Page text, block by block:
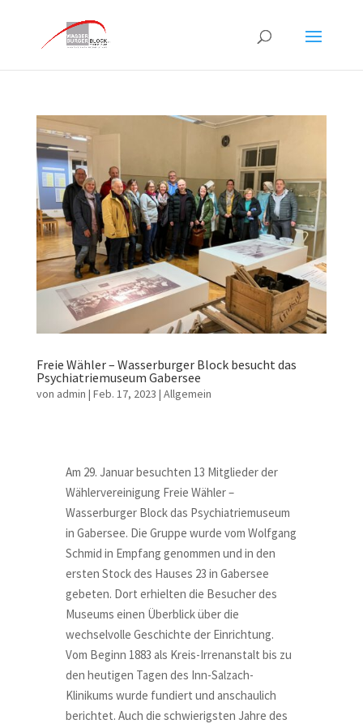
Freie Wähler – Wasserburger Block besucht das
Psychiatriemuseum Gabersee
von admin | Feb. 17, 2023 | Allgemein
Am 29. Januar besuchten 13 Mitglieder der
Wählervereinigung Freie Wähler –
Wasserburger Block das Psychiatriemuseum
in Gabersee. Die Gruppe wurde vom Wolfgang
Schmid in Empfang genommen und in den
ersten Stock des Hauses 23 in Gabersee
gebeten. Dort erhielten die Besucher des
Museums einen Überblick über die
wechselvolle Geschichte der Einrichtung.
Vom Beginn 1883 als Kreis-Irrenanstalt bis zu
den heutigen Tagen des Inn-Salzach-
Klinikums wurde fundiert und anschaulich
berichtet. Auch die schwierigsten Jahre des